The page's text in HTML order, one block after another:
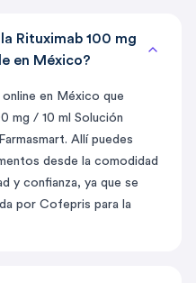
Rituximab 100 mg
en México?
en México que
mg / 10 ml Solución
Allí puedes
desde la comodidad
y confianza, ya que se
por Cofepris para la